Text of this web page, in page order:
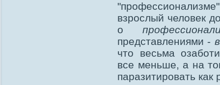
взрослый человек
о
представлениями -
что весьма
все меньше, а на
паразитировать как